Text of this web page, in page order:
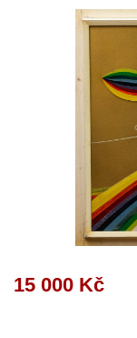
15 000 Kč